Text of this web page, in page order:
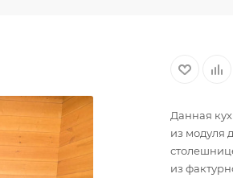
Данная
из модуля
из